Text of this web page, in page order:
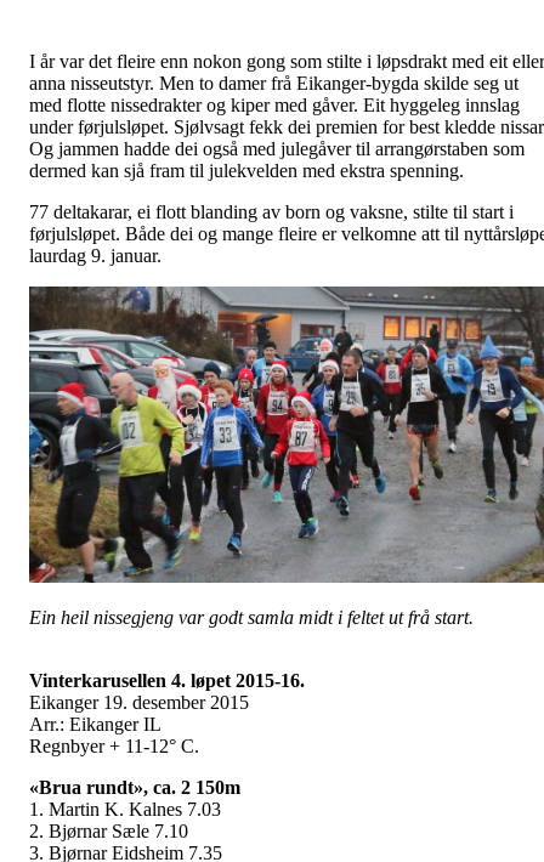
I år var det fleire enn nokon gong som stilte i løpsdrakt med eit eller
anna nisseutstyr. Men to damer frå Eikanger-bygda skilde seg ut
med flotte nissedrakter og kiper med gåver. Eit hyggeleg innslag
under førjulsløpet. Sjølvsagt fekk dei premien for best kledde
Og jammen hadde dei også med julegåver til arrangørstaben som
dermed kan sjå fram til julekvelden med ekstra spenning.
77 deltakarar, ei flott blanding av born og vaksne, stilte til start i
førjulsløpet. Både dei og mange fleire er velkomne att til
laurdag 9. januar.
Ein heil nissegjeng var godt samla midt i feltet ut frå start.
Vinterkarusellen 4. løpet 2015-16.
Eikanger 19. desember 2015
Arr.: Eikanger IL
Regnbyer + 11-12° C.
«Brua rundt», ca. 2 150m
1. Martin K. Kalnes 7.03
2. Bjørnar Sæle 7.10
3. Bjørnar Eidsheim 7.35